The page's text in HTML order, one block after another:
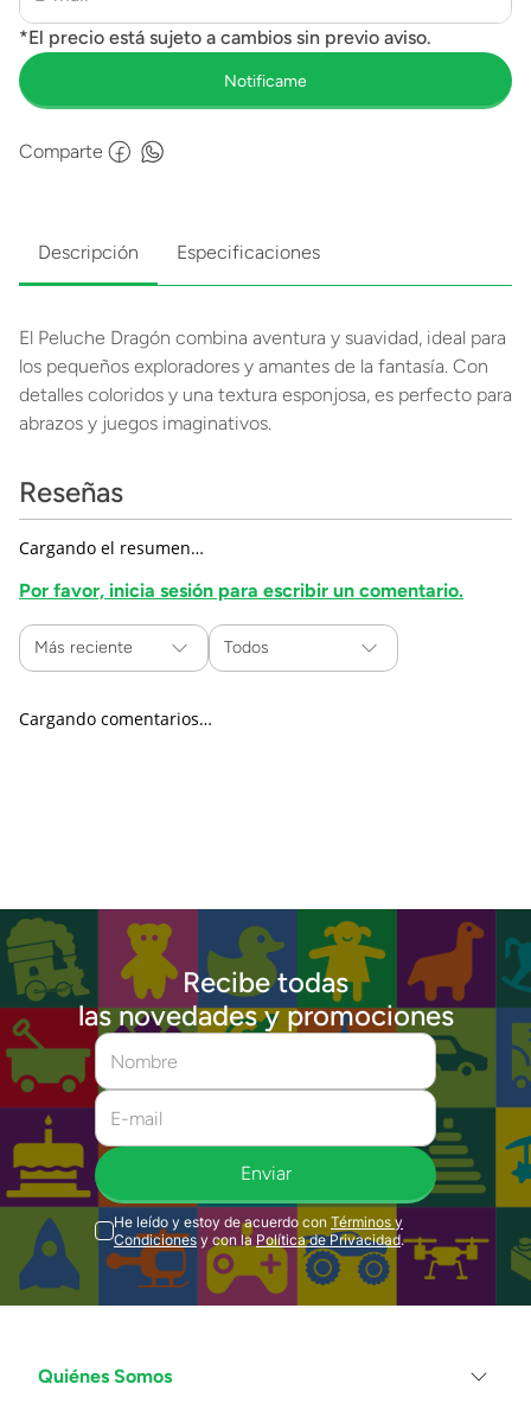
Comparte
Descripción Especificaciones
El Peluche Dragón combina aventura y suavidad, ideal para
los pequeños exploradores y amantes de la fantasía. Con
detalles coloridos y una textura esponjosa, es perfecto para
abrazos y juegos imaginativos.
Reseñas
Cargando el resumen…
Por favor, inicia sesión para escribir un comentario.
Más reciente Todos
Cargando comentarios…
Recibe todas
las novedades y promociones
Enviar
He leído y estoy de acuerdo con Términos y
Condiciones y con la Política de Privacidad.
Quiénes Somos